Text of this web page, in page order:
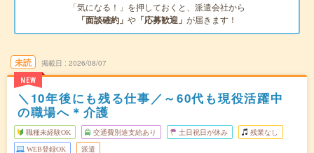
「気になる！」を押しておくと、派遣会社から
「面談確約」 や 「応募歓迎」 が届きます！
未読
NEW
掲載日 2026/08/07
＼10年後にも残る仕事／～60代も現役活躍中
の職場へ＊介護
職種未経験OK 交通費別途支給あり 土日祝日が休み 残業なし
WEB登録OK 派遣